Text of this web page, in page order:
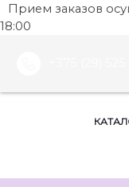
Прием заказов
18:00